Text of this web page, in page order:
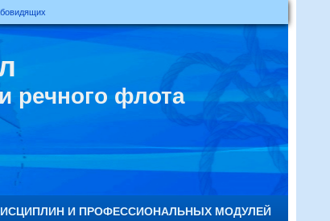
речного флота
И ПРОФЕССИОНАЛЬНЫХ МОДУЛЕЙ